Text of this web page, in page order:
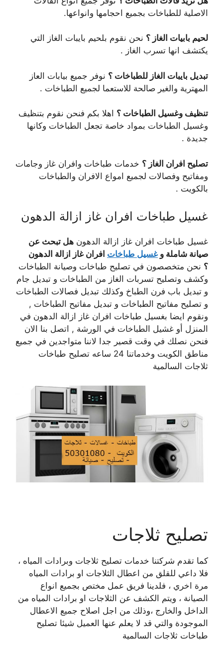
الاصلية للطباخات بجميع احجامها وانواعها.
لحيم بابيات الغاز ؟ نحن نقوم بلحيم بايبات الغاز التي
يكتشف انها تسرب الغاز .
تبديل بايبات الغاز للطباخات ؟ نوفر جميع بيابات العاز
المهترية والغير صالحة للاستعما لجميع الطباخات .
تنظيف وغسيل الطباخات ؟ اهلا بكم فنحن نقوم بتنظيف
وغسيل الطباخات بمواد خاصة تجعل الطباخات وكانها
جديدة .
تصليح افران الغاز ؟ خدمات طباخات وافران غاز وجامات
ومفاتيح وفصالات لجميع امواع الافران والطباخات
بالكويت .
غسيل طباخات افران غاز ازالة الدهون
غسيل طباخات افران غاز ازالة الدهون هل تبحث عن
صيانة شاملة وغسيل طباخات افران غاز ازالة الدهون
؟ نحن متخصصون في تصليح طباخات وصيانة الطباخات
وكشف وتصليح تسربات الغاز من الطباخات و تبديل جام
و تبديل باب فرن الطباخ وكذلك تبديل فصالات الطباخات
و تصليح مفاتيح الطباخات و تبديل مفاتيح الطباخات ,
ونقوم ايضا بغسيل طباخات افران غاز ازالة الدهون في
المنزل أو غشيل الطباخات في الورشة , اتصل بنا الان
فنحن نصلك في وقت قصير جدا لاننا متواجدين في جميع
مناطق الكويت وخدماتنا 24 ساعه تصليح طباخات
ثلاجات السالمية
تصليح ثلاجات
كما تقدم شركتنا خدمات تصليح ثلاجات وبرادات المياه ،
فلا داعي للقلق من اعطال الثلاجات او برادات المياه
مرة اخري ، فلدينا فريق عمل مختص بجميع انواع
الصيانة ، ويتم الكشف عن الثلاجات او برادات المياه من
الداخل والخارج ،وذلك من اجل اصلاح جميع الاعطال
الموجودة والتي قد لا يعلم عنها العميل شيئا تصليح
طباخات ثلاجات السالمية